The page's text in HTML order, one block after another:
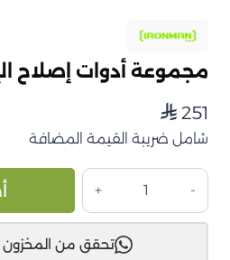
مجموعة أدوات إصلاح
⃁ 251
شامل ضريبة القيمة المضافة
كمية
مجموعة
أدوات
تحقق من